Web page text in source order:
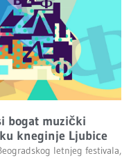
bogat muzički
kneginje Ljubice
letnjeg festivala,